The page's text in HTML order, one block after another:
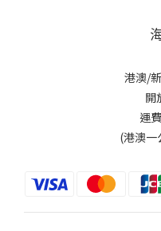
港澳/
開
運
(港澳一